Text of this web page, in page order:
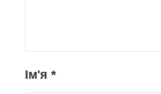
Ім'я *